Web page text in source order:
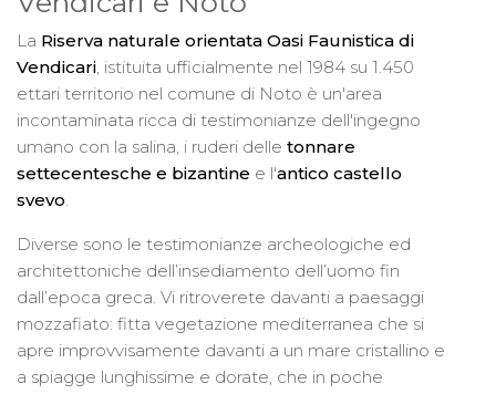
La Riserva naturale orientata Oasi Faunistica di
Vendicari , istituita ufficialmente nel 1984 su 1.450
ettari territorio nel comune di Noto è un'area
incontaminata ricca di testimonianze dell'ingegno
umano con la salina, i ruderi delle tonnare
settecentesche e bizantine e l'antico castello
svevo
Diverse sono le testimonianze archeologiche ed
architettoniche dell’insediamento dell’uomo fin
dall’epoca greca. Vi ritroverete davanti a paesaggi
mozzafiato: fitta vegetazione mediterranea che si
apre improvvisamente davanti a un mare cristallino e
a spiagge lunghissime e dorate, che in poche